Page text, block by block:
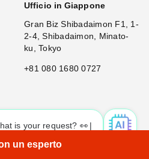
is your request? 👀
Ufficio in Giappone
Gran Biz Shibadaimon F1, 1-
2-4, Shibadaimon, Minato-
ku, Tokyo
+81 080 1680 0727
un esperto